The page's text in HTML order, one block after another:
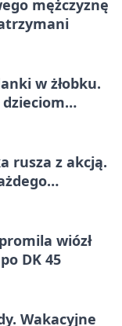
mężczyznę
w żłobku.
dzieciom
rusza z akcją.
wiózł
DK 45
Wakacyjne